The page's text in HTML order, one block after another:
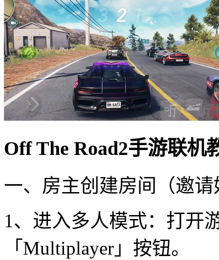
Off The Road2手游联机
一、房主创建房间（邀
1、进入多人模式：打开
「Multiplayer」按钮。